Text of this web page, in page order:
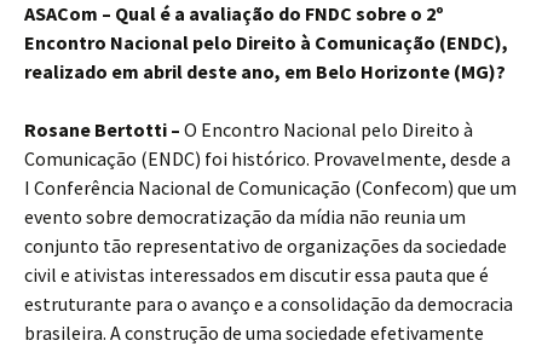
ASACom – Qual é a avaliação do FNDC sobre o 2º
Encontro Nacional pelo Direito à Comunicação (ENDC),
realizado em abril deste ano, em Belo Horizonte (MG)?
Rosane Bertotti – O Encontro Nacional pelo Direito à
Comunicação (ENDC) foi histórico. Provavelmente, desde a
I Conferência Nacional de Comunicação (Confecom) que um
evento sobre democratização da mídia não reunia um
conjunto tão representativo de organizações da sociedade
civil e ativistas interessados em discutir essa pauta que é
estruturante para o avanço e a consolidação da democracia
brasileira. A construção de uma sociedade efetivamente